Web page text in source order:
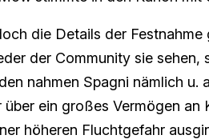
die Details der
der Community sie sehen,
nahmen Spagni nämlich
über ein großes Vermögen
höheren Fluchtgefahr